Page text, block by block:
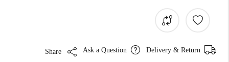
Delivery & Return
Ask a Question